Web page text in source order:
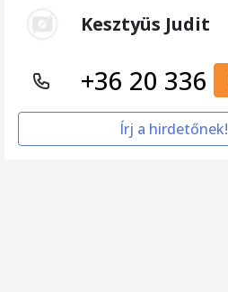
Kesztyüs Judit
+36 20 336
Írj a hirdetőnek!